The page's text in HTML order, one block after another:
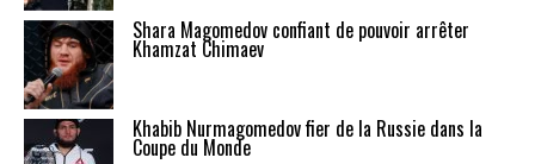
Shara Magomedov confiant de pouvoir arrêter
Khamzat Chimaev
Khabib Nurmagomedov fier de la Russie dans la
Coupe du Monde